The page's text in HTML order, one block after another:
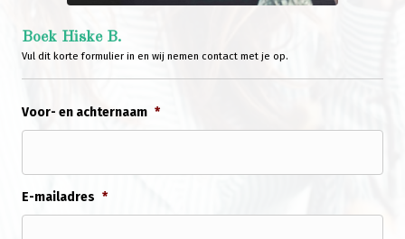
Boek Hiske B.
Vul dit korte formulier in en wij nemen contact met je op.
Voor- en achternaam *
E-mailadres *